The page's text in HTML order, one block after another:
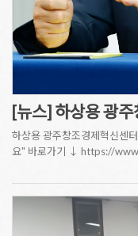
[뉴스] 하상용 광
하상용 광주창조경제혁신센
요" 바로가기 ↓ https://